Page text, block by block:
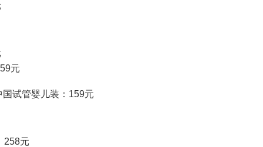
元
国试管婴儿装：159元
258元